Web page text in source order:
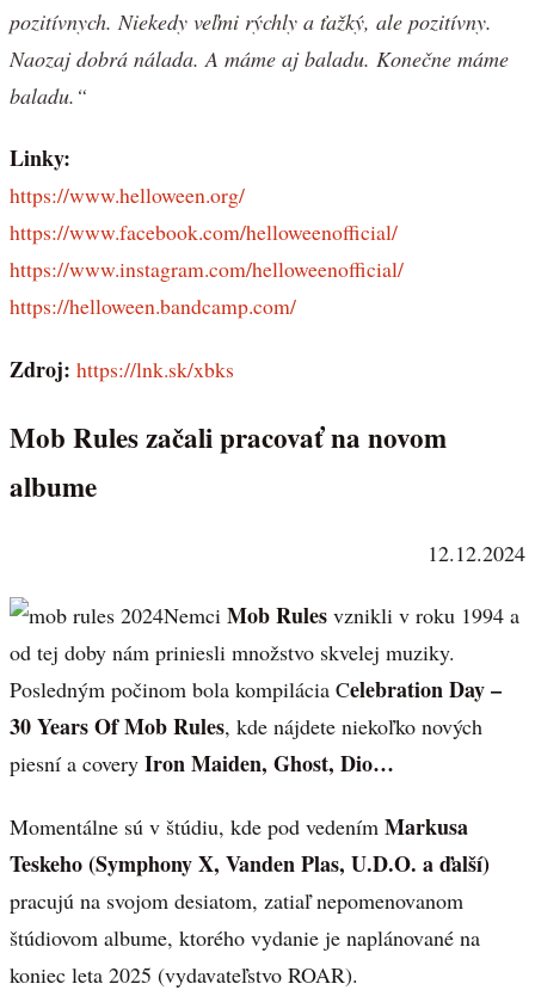
pozitívnych. Niekedy veľmi rýchly a ťažký, ale pozitívny.
Naozaj dobrá nálada. A máme aj baladu. Konečne máme
baladu.“
Linky:
https://www.helloween.org/
https://www.facebook.com/helloweenofficial/
https://www.instagram.com/helloweenofficial/
https://helloween.bandcamp.com/
Zdroj: https://lnk.sk/xbks
Mob Rules začali pracovať na novom
albume
12.12.2024
Nemci Mob Rules vznikli v roku 1994 a
od tej doby nám priniesli množstvo skvelej muziky.
Posledným počinom bola kompilácia Celebration Day –
30 Years Of Mob Rules, kde nájdete niekoľko nových
piesní a covery Iron Maiden, Ghost, Dio…
Momentálne sú v štúdiu, kde pod vedením Markusa
Teskeho (Symphony X, Vanden Plas, U.D.O. a ďalší)
pracujú na svojom desiatom, zatiaľ nepomenovanom
štúdiovom albume, ktorého vydanie je naplánované na
koniec leta 2025 (vydavateľstvo ROAR).